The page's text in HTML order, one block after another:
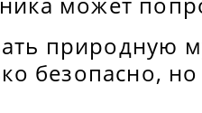
природную
безопасно,